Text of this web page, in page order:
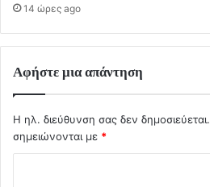
14 ώρες ago
Αφήστε μια απάντηση
Η ηλ. διεύθυνση σας δεν δημοσιεύεται.
σημειώνονται με *